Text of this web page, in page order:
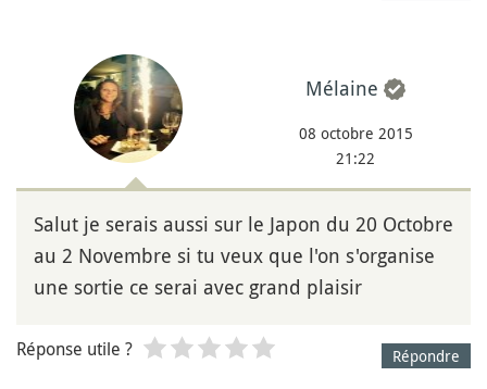
Mélaine
08 octobre 2015
21:22
Salut je serais aussi sur le Japon du 20 Octobre
au 2 Novembre si tu veux que l'on s'organise
une sortie ce serai avec grand plaisir
Répondre
Réponse utile ?